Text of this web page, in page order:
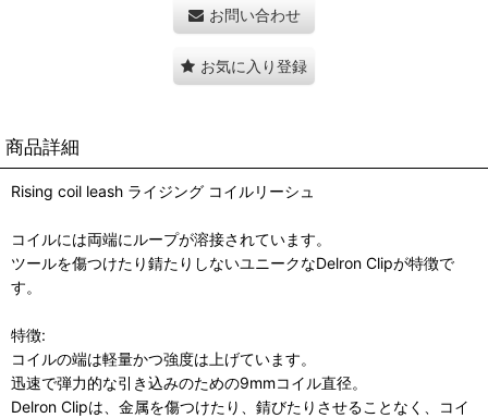
お問い合わせ
お気に入り登録
商品詳細
Rising coil leash ライジング コイルリーシュ
コイルには両端にループが溶接されています。
ツールを傷つけたり錆たりしないユニークなDelron Clipが特徴で
す。
特徴:
コイルの端は軽量かつ強度は上げています。
迅速で弾力的な引き込みのための9mmコイル直径。
Delron Clipは、金属を傷つけたり、錆びたりさせることなく、コイ